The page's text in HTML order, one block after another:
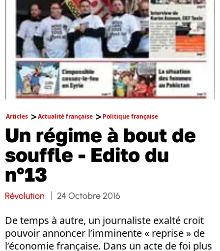
Articles Actualité française Politique française
Un régime à bout de
souffle - Edito du
n°13
Révolution 24 Octobre 2016
De temps à autre, un journaliste exalté croit
pouvoir annoncer l’imminente « reprise » de
l’économie française. Dans un acte de foi plus